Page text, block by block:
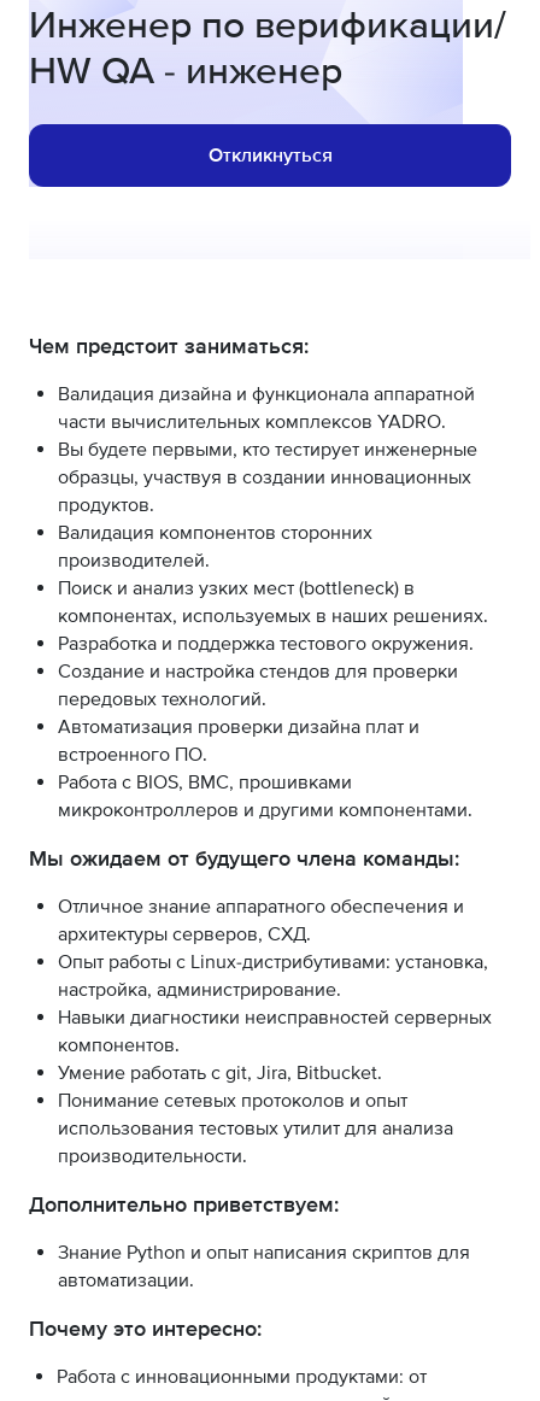
Инженер по верификации/
HW QA - инженер
Откликнуться
Чем предстоит заниматься:
Валидация дизайна и функционала аппаратной
части вычислительных комплексов YADRO.
Вы будете первыми, кто тестирует инженерные
образцы, участвуя в создании инновационных
продуктов.
Валидация компонентов сторонних
производителей.
Поиск и анализ узких мест (bottleneck) в
компонентах, используемых в наших решениях.
Разработка и поддержка тестового окружения.
Создание и настройка стендов для проверки
передовых технологий.
Автоматизация проверки дизайна плат и
встроенного ПО.
Работа с BIOS, BMC, прошивками
микроконтроллеров и другими компонентами.
Мы ожидаем от будущего члена команды:
Отличное знание аппаратного обеспечения и
архитектуры серверов, СХД.
Опыт работы с Linux-дистрибутивами: установка,
настройка, администрирование.
Навыки диагностики неисправностей серверных
компонентов.
Умение работать с git, Jira, Bitbucket.
Понимание сетевых протоколов и опыт
использования тестовых утилит для анализа
производительности.
Дополнительно приветствуем:
Знание Python и опыт написания скриптов для
автоматизации.
Почему это интересно:
Работа с инновационными продуктами: от